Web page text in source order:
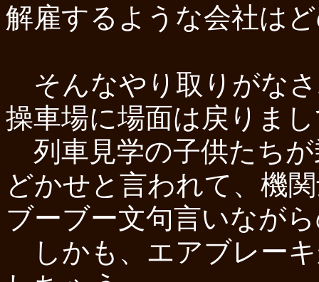
解雇するような会社は
そんなやり取りがな
操車場に場面は戻りま
列車見学の子供たちが
どかせと言われて、機
ブーブー文句言いなが
しかも、エアブレー